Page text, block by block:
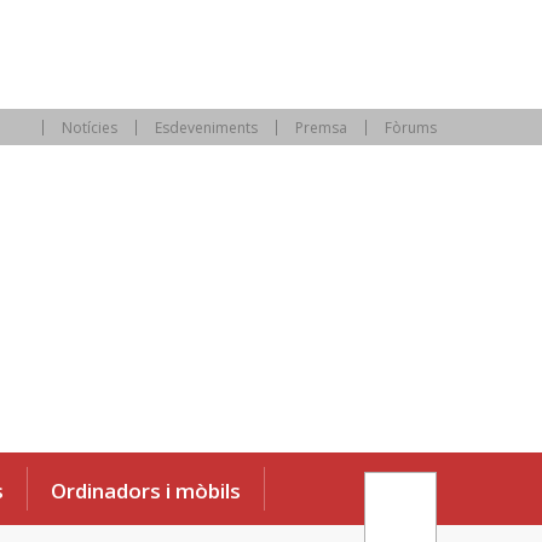
Notícies Esdeveniments Premsa Fòrums
Ordinadors i mòbils